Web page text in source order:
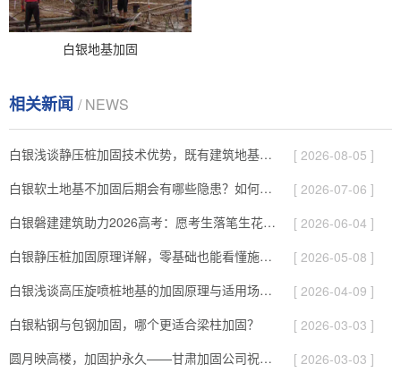
白银地基加固
相关新闻 / NEWS
白银浅谈静压桩加固技术优势，既有建筑地基补强施工要点！
[ 2026-08-05 ]
白银软土地基不加固后期会有哪些隐患？如何提前预防！
[ 2026-07-06 ]
白银磐建建筑助力2026高考：愿考生落笔生花、旗开得胜圆梦今夏！
[ 2026-06-04 ]
白银静压桩加固原理详解，零基础也能看懂施工逻辑！
[ 2026-05-08 ]
白银浅谈高压旋喷桩地基的加固原理与适用场景！
[ 2026-04-09 ]
白银粘钢与包钢加固，哪个更适合梁柱加固？
[ 2026-03-03 ]
圆月映高楼，加固护永久——甘肃加固公司祝您元宵快乐！
[ 2026-03-03 ]